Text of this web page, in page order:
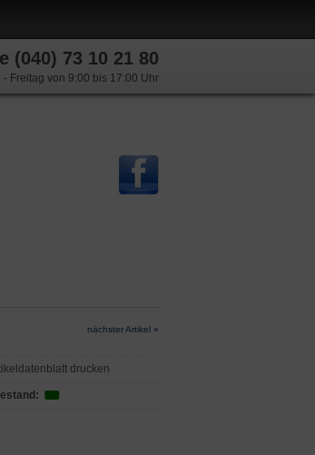
(040) 73 10 21 80
- Freitag von 9:00 bis 17:00 Uhr
nächster Artikel »
drucken